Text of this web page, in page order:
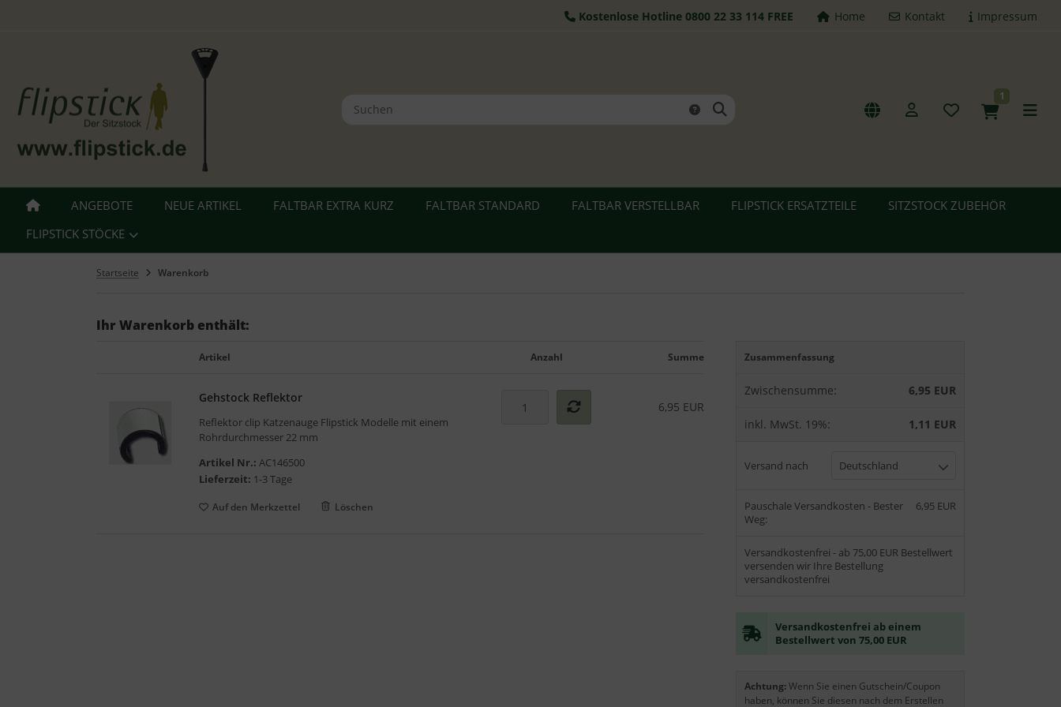
Impressum
Kontakt
Home
Kostenlose Hotline 0800 22 33 114 FREE
1
ANGEBOTE NEUE ARTIKEL FALTBAR EXTRA KURZ FALTBAR STANDARD FALTBAR VERSTELLBAR FLIPSTICK ERSATZTEILE
SITZSTOCK ZUBEHÖR
FLIPSTICK STÖCKE
Startseite Warenkorb
Ihr Warenkorb enthält:
Artikel Anzahl Summe
Gehstock Reflektor
Reflektor clip Katzenauge Flipstick Modelle mit einem
Rohrdurchmesser 22 mm
Artikel Nr.: AC146500
Lieferzeit: 1-3 Tage
Auf den Merkzettel Löschen
6,95 EUR
Zusammenfassung
Zwischensumme: 6,95 EUR
inkl. MwSt. 19%: 1,11 EUR
Versand nach Deutschland
Pauschale Versandkosten - Bester
Weg:
6,95 EUR
Versandkostenfrei - ab 75,00 EUR Bestellwert
versenden wir Ihre Bestellung
versandkostenfrei
Versandkostenfrei ab einem
Bestellwert von 75,00 EUR
Achtung:Wenn Sie einen Gutschein/Coupon
haben, können Sie diesen nach dem Erstellen
ALLES ANZEIGEN AUS FLIPSTICK STÖCKE